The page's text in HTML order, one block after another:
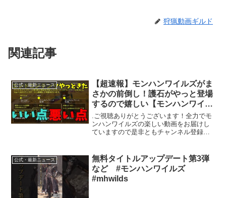
狩猟動画ギルド
関連記事
公式・最新ニュース
【超速報】モンハンワイルズがま
さかの前倒し！護石がやっと登場
するので嬉しい【モンハンワイル
ズ / MHWs 】
.ご視聴ありがとうございます！全力でモ
ンハンワイルズの楽しい動画をお届けし
ていますので是非ともチャンネル登録高
るべきこと↓クエスト開始前にやっておく
ことで凄いお得なこ...
公式・最新ニュース
無料タイトルアップデート第3弾
など #モンハンワイルズ
#mhwilds